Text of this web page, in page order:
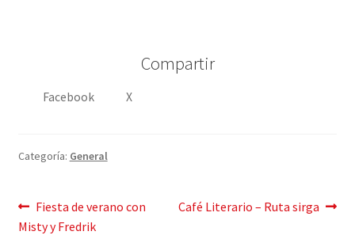
Compartir
Facebook X
Categoría: General
Mensaje
Publicación
anterior:
Fiesta de verano con
Misty y Fredrik
Siguiente
Café Literario – Ruta sirga